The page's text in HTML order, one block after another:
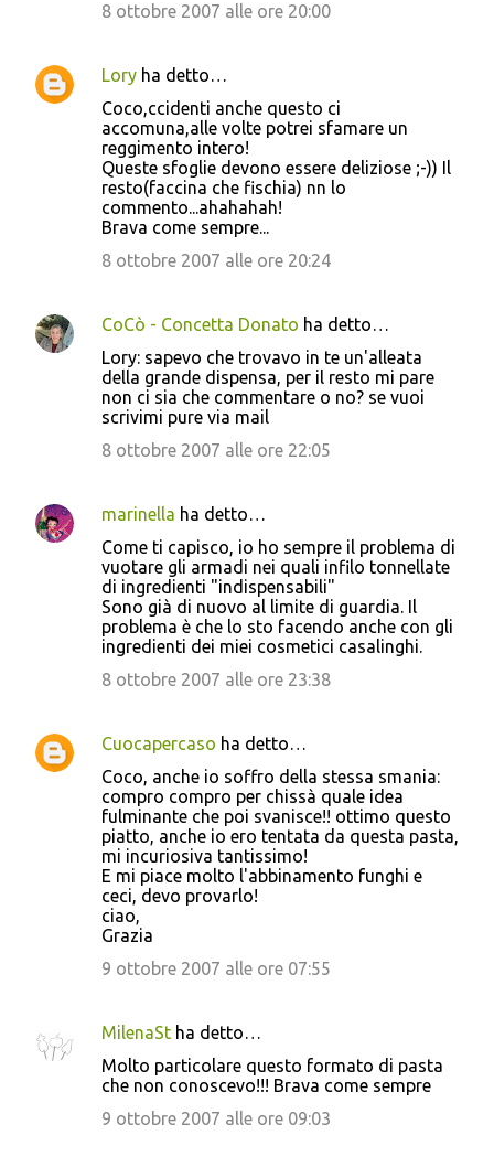
8 ottobre 2007 alle ore 20:00
Lory ha detto…
Coco,ccidenti anche questo ci
accomuna,alle volte potrei sfamare un
reggimento intero!
Queste sfoglie devono essere deliziose ;-)) Il
resto(faccina che fischia) nn lo
commento...ahahahah!
Brava come sempre...
8 ottobre 2007 alle ore 20:24
CoCò - Concetta Donato ha detto…
Lory: sapevo che trovavo in te un'alleata
della grande dispensa, per il resto mi pare
non ci sia che commentare o no? se vuoi
scrivimi pure via mail
8 ottobre 2007 alle ore 22:05
marinella ha detto…
Come ti capisco, io ho sempre il problema di
vuotare gli armadi nei quali infilo tonnellate
di ingredienti "indispensabili"
Sono già di nuovo al limite di guardia. Il
problema è che lo sto facendo anche con gli
ingredienti dei miei cosmetici casalinghi.
8 ottobre 2007 alle ore 23:38
Cuocapercaso ha detto…
Coco, anche io soffro della stessa smania:
compro compro per chissà quale idea
fulminante che poi svanisce!! ottimo questo
piatto, anche io ero tentata da questa pasta,
mi incuriosiva tantissimo!
E mi piace molto l'abbinamento funghi e
ceci, devo provarlo!
ciao,
Grazia
9 ottobre 2007 alle ore 07:55
MilenaSt ha detto…
Molto particolare questo formato di pasta
che non conoscevo!!! Brava come sempre
9 ottobre 2007 alle ore 09:03